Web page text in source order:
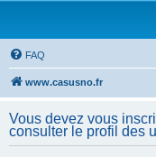
FAQ
www.casusno.fr
Vous devez vous
consulter le profil des